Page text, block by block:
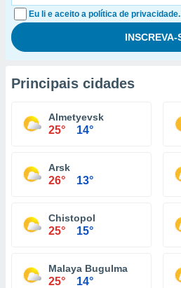
Eu li e aceito a política de privacidade.
Principais cidades
Almetyevsk
25° 14°
Arsk
26° 13°
Chistopol
25° 15°
Malaya Bugulma
25° 14°